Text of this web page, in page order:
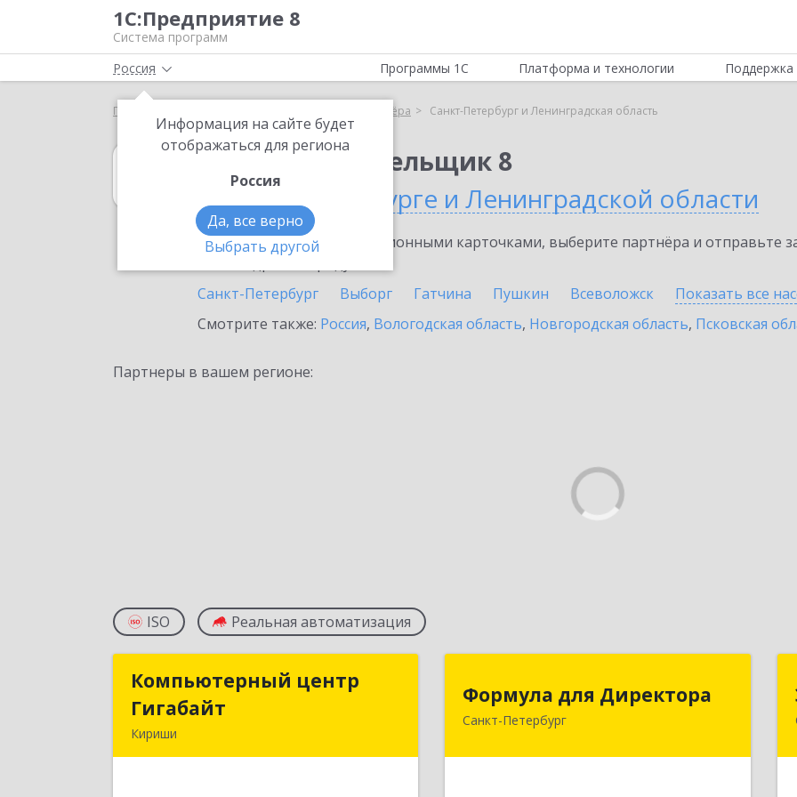
1С:Предприятие 8
Система программ
Россия
Информация на сайте будет
отображаться для региона
Россия
Да, все верно
Выбрать другой
Программы 1С Платформа и технологии Поддержка
Главная Выбор партнёра Санкт-Петербург и Ленинградская область
1С:Налогоплательщик 8
в Санкт-Петербурге и Ленинградской области
Ознакомьтесь с информационными карточками, выберите партнёра и отправьте
Санкт-Петербург
Выборг Гатчина Пушкин Всеволожск Показать все
Смотрите также: Россия, Вологодская область, Новгородская область, Псковская
Партнеры в вашем регионе:
ISO Реальная автоматизация
Компьютерный центр
Гигабайт
Кириши
Компьютерный центр
Формула для Директора
Санкт-Петербург195248, Санкт-Петербург г,